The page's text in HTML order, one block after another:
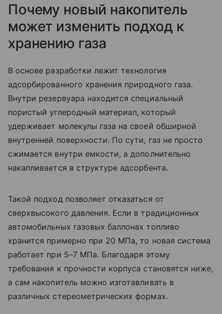
Почему новый накопитель
может изменить подход к
хранению газа
В основе разработки лежит технология
адсорбированного хранения природного газа.
Внутри резервуара находится специальный
пористый углеродный материал, который
удерживает молекулы газа на своей обширной
внутренней поверхности. По сути, газ не просто
сжимается внутри емкости, а дополнительно
накапливается в структуре адсорбента.
Такой подход позволяет отказаться от
сверхвысокого давления. Если в традиционных
автомобильных газовых баллонах топливо
хранится примерно при 20 МПа, то новая система
работает при 5–7 МПа. Благодаря этому
требования к прочности корпуса становятся ниже,
а сам накопитель можно изготавливать в
различных стереометрических формах.